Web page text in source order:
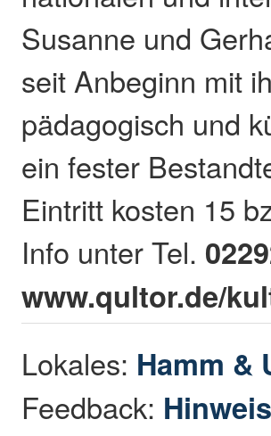
Susanne und
seit Anbeginn mit
pädagogisch und
ein fester
Eintritt kosten 15
Info unter Tel.
www.qultor.de/
Lokales: Hamm &
Feedback: